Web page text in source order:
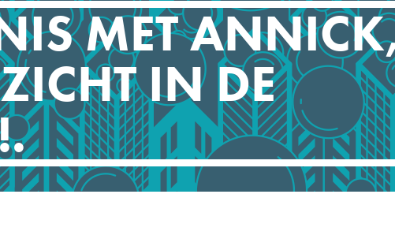
MET
IN DE